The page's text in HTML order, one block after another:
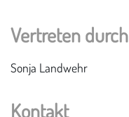
Vertreten durch
Sonja Landwehr
Kontakt